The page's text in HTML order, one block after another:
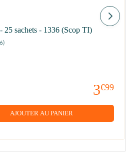
sachets - 1336 (Scop TI)
6)
3€99
AJOUTER AU PANIER